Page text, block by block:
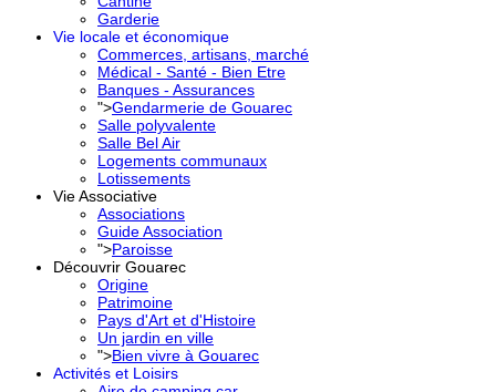
Garderie
Vie locale et économique
Commerces, artisans, marché
Médical - Santé - Bien Etre
Banques - Assurances
">Gendarmerie de Gouarec
Salle polyvalente
Salle Bel Air
Logements communaux
Lotissements
Vie Associative
Associations
Guide Association
">Paroisse
Découvrir Gouarec
Origine
Patrimoine
Pays d'Art et d'Histoire
Un jardin en ville
">Bien vivre à Gouarec
Activités et Loisirs